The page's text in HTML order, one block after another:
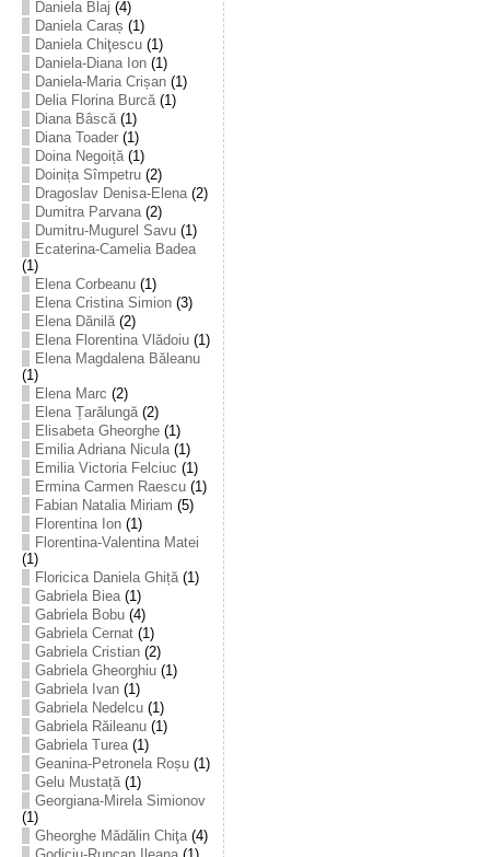
Daniela Blaj (4)
Daniela Caraș (1)
Daniela Chiţescu(1)
Daniela-Diana Ion(1)
Daniela-Maria Crișan(1)
Delia Florina Burcă(1)
Diana Bâscă(1)
Diana Toader(1)
Doina Negoiță(1)
Doinița Sîmpetru(2)
Dragoslav Denisa-Elena(2)
Dumitra Parvana(2)
Dumitru-Mugurel Savu(1)
Ecaterina-Camelia Badea
(1)
Elena Corbeanu(1)
Elena Cristina Simion(3)
Elena Dănilă(2)
Elena Florentina Vlădoiu(1)
Elena Magdalena Băleanu
(1)
Elena Marc (2)
Elena Țarălungă(2)
Elisabeta Gheorghe(1)
Emilia Adriana Nicula(1)
Emilia Victoria Felciuc (1)
Ermina Carmen Raescu(1)
Fabian Natalia Miriam (5)
Florentina Ion(1)
Florentina-Valentina Matei
(1)
Floricica Daniela Ghiță(1)
Gabriela Biea(1)
Gabriela Bobu(4)
Gabriela Cernat(1)
Gabriela Cristian(2)
Gabriela Gheorghiu(1)
Gabriela Ivan(1)
Gabriela Nedelcu(1)
Gabriela Răileanu(1)
Gabriela Turea(1)
Geanina-Petronela Roșu(1)
Gelu Mustață(1)
Georgiana-Mirela Simionov
(1)
Gheorghe Mădălin Chiţa(4)